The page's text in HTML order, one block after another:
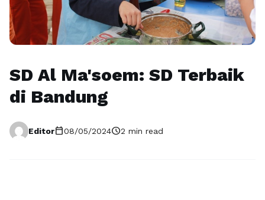
SD Al Ma'soem: SD Terbaik
di Bandung
Editorcalendar_today08/05/2024schedule2 min read